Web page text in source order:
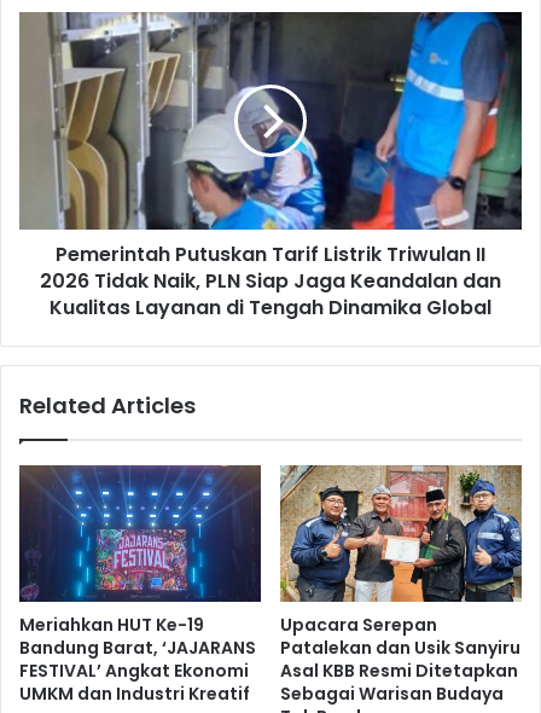
Pemerintah
Putuskan
Listrik
Triwulan
Naik,
Siap
Jaga
dan
Layanan
Dinamika
Global
Pemerintah Putuskan Tarif Listrik Triwulan II
2026 Tidak Naik, PLN Siap Jaga Keandalan dan
Kualitas Layanan di Tengah Dinamika Global
Related Articles
Meriahkan HUT Ke-19
Bandung Barat, ‘JAJARANS
FESTIVAL’ Angkat Ekonomi
UMKM dan Industri Kreatif
Upacara Serepan
Patalekan dan Usik Sanyiru
Asal KBB Resmi Ditetapkan
Sebagai Warisan Budaya